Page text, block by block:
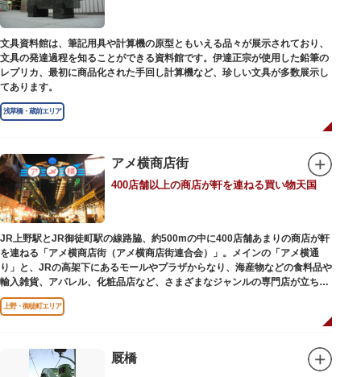
ない鳥”として話題のハシビロコウなどユニークな種も見られます。
子ども動物園「すてっぷ」では、小動物を間近で観察することを通じて、命
の大切さや生きものの魅力が学べる体験プログラムが実施されています。
歩き疲れたり、お腹が空いてきたら、園内にいくつかあるフードショップで
休憩しましょう。それぞれのお店で、動物たちをモチーフにした可愛いフー
ドやスイーツが食べられます。オリジナルグッズを取り扱うギフトショップ
も必見です。
文具資料館は、筆記用具や計算機の原型ともいえる品々が展示されており、
文具の発達過程を知ることができる資料館です。伊達正宗が使用した鉛筆の
レプリカ、最初に商品化された手回し計算機など、珍しい文具が多数展示し
てあります。
浅草橋・蔵前エリア
アメ横商店街
400店舗以上の商店が軒を連ねる買い物天国
JR上野駅とJR御徒町駅の線路脇、約500mの中に400店舗あまりの商店が軒
を連ねる「アメ横商店街（アメ横商店街連合会）」。メインの「アメ横通
り」と、JRの高架下にあるモールやプラザからなり、海産物などの食料品や
輸入雑貨、アパレル、化粧品店など、さまざまなジャンルの専門店が立ち並
んでいます。活気ある呼び込みが飛び交うなかで、店員さんとの会話も楽し
みながら目玉商品や特価品を探せるのが魅力のひとつ。年末の叩き売りは風
アメ横のはじまりは、物資が底をついた第二次世界大戦後にできた闇市。多
くの闇市が的屋の仕切りであったのに対して、アメ横は満州からの復員兵が
上野・御徒町エリア
厩橋